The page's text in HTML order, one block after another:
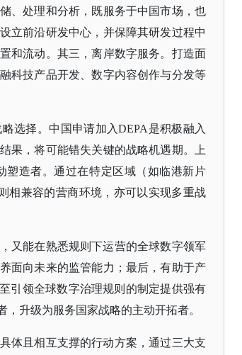
、处理和分析，既服务于中国市场，也
立前沿研发中心，并保障其研发过程中
和流动。其三，离岸数字服务。打造面
科技产品开发、数字内容创作与分发等
选择。中国申请加入DEPA是积极融入
果，将可能错失关键的战略机遇期。上
塑造者。通过在特定区域（如临港新片
相兼容的营商环境，亦可以实现多重战
又能在熟悉规则下运营的全球数字领军
面向未来的监管能力；最后，有助于产
引领全球数字治理规则的制定提供强有
升级为服务国家战略的主动开拓者。
体且相互支撑的行动方案，通过三大支